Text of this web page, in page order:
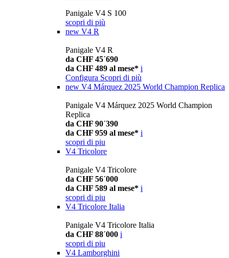
Panigale V4 S 100
scopri di più
new V4 R
Panigale V4 R
da CHF 45´690
da CHF 489 al mese* i
Configura Scopri di più
new V4 Márquez 2025 World Champion Replica
Panigale V4 Márquez 2025 World Champion
Replica
da CHF 90´390
da CHF 959 al mese* i
scopri di piu
V4 Tricolore
Panigale V4 Tricolore
da CHF 56´000
da CHF 589 al mese* i
scopri di piu
V4 Tricolore Italia
Panigale V4 Tricolore Italia
da CHF 88´000 i
scopri di piu
V4 Lamborghini